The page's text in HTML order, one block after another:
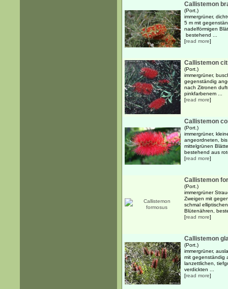
Callistemon
(Port.)
immergrüner,
5 m mit
nadelförmigen
bestehend ...
[read more]
Callistemon
(Port.)
immergrüner,
gegenständig
nach Zitronen
pinkfarbenem ...
[read more]
Callistemon
(Port.)
immergrüner,
angeordneten,
mittelgrünen
bestehend aus
[read more]
Callistemon
(Port.)
immergrüner
Zweigen mit
schmal
Blütenähren,
[read more]
Callistemon
(Port.)
immergrüner,
mit gegenständig
lanzettlichen,
verdickten ...
[read more]